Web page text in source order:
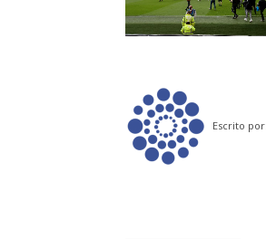
Escrito por: